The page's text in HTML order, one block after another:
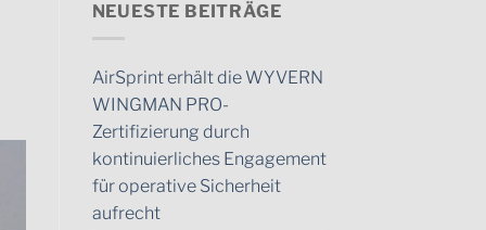
NEUESTE BEITRÄGE
AirSprint erhält die WYVERN
WINGMAN PRO-
Zertifizierung durch
kontinuierliches Engagement
für operative Sicherheit
aufrecht